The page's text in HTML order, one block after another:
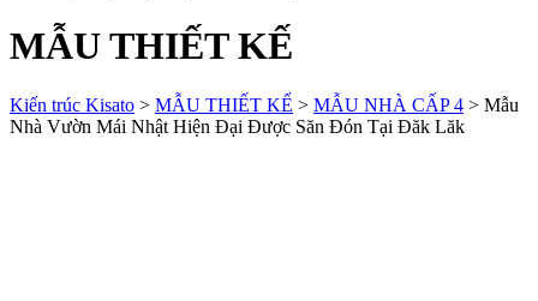
MẪU THIẾT KẾ
Kiến trúc Kisato > MẪU THIẾT KẾ > MẪU NHÀ CẤP 4 > Mẫu
Nhà Vườn Mái Nhật Hiện Đại Được Săn Đón Tại Đăk Lăk